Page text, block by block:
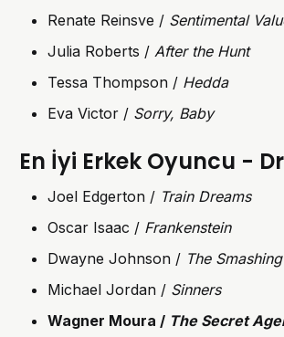
Renate Reinsve / Sentimental
Julia Roberts /After the Hunt
Tessa Thompson / Hedda
Eva Victor / Sorry, Baby
En İyi Erkek Oyuncu -
Joel Edgerton / Train Dreams
Oscar Isaac / Frankenstein
Dwayne Johnson / The
Michael Jordan / Sinners
Wagner Moura / The Secret